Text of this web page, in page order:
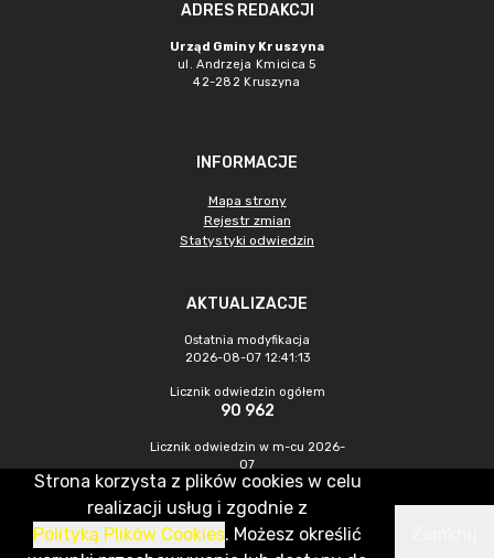
ADRES REDAKCJI
Urząd Gminy Kruszyna
ul. Andrzeja Kmicica 5
42-282 Kruszyna
INFORMACJE
Mapa strony
Rejestr zmian
Statystyki odwiedzin
AKTUALIZACJE
Ostatnia modyfikacja
2026-08-07 12:41:13
Licznik odwiedzin ogółem
90 962
Licznik odwiedzin w m-cu 2026-
07
449
CMS & Hosting: Nefeni Sp. z o.o.
Strona korzysta z plików cookies w celu
realizacji usług i zgodnie z
Polityką Plików Cookies. Możesz określić